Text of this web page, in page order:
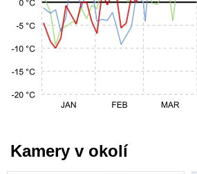
Kamery v okolí